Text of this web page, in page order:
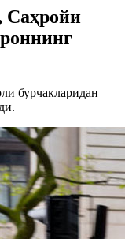
Саҳройи
бурчакларидан